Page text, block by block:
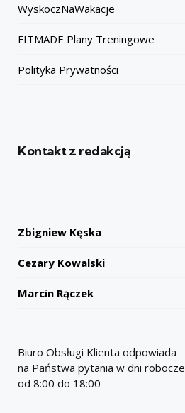
WyskoczNaWakacje
FITMADE Plany Treningowe
Polityka Prywatności
Kontakt z redakcją
Zbigniew Kęska
Cezary Kowalski
Marcin Rączek
Biuro Obsługi Klienta odpowiada
na Państwa pytania w dni robocze
od 8:00 do 18:00